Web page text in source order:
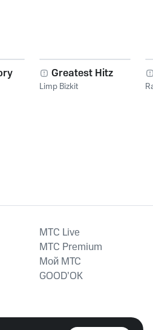
Greatest Hitz
Limp Bizkit
MTС Live
MTС Premium
Мой МТС
GOOD’OK